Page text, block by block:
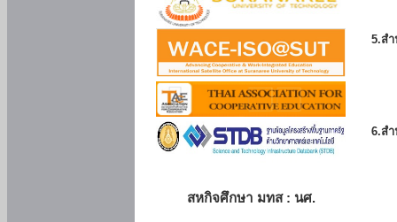
สหกิจศึกษา มทส : นศ.
5.ส
6.ส